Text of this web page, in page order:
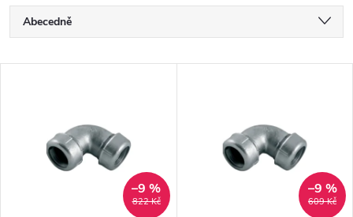
Ř
a
Abecedně
822 Kč
–9 %
609 Kč
–9 %